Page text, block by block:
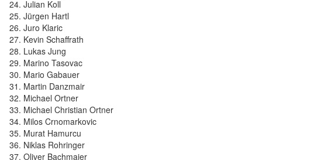
Julian Koll
Jürgen Hartl
Juro Klaric
Kevin Schaffrath
Lukas Jung
Marino Tasovac
Mario Gabauer
Martin Danzmair
Michael Ortner
Michael Christian Ortner
Milos Crnomarkovic
Murat Hamurcu
Niklas Rohringer
Oliver Bachmaier